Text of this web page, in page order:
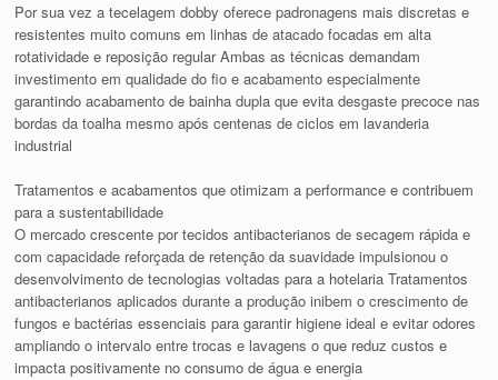
Por sua vez a tecelagem dobby oferece padronagens mais discretas e
resistentes muito comuns em linhas de atacado focadas em alta
rotatividade e reposição regular Ambas as técnicas demandam
investimento em qualidade do fio e acabamento especialmente
garantindo acabamento de bainha dupla que evita desgaste precoce nas
bordas da toalha mesmo após centenas de ciclos em lavanderia
industrial
Tratamentos e acabamentos que otimizam a performance e contribuem
para a sustentabilidade
O mercado crescente por tecidos antibacterianos de secagem rápida e
com capacidade reforçada de retenção da suavidade impulsionou o
desenvolvimento de tecnologias voltadas para a hotelaria Tratamentos
antibacterianos aplicados durante a produção inibem o crescimento de
fungos e bactérias essenciais para garantir higiene ideal e evitar odores
ampliando o intervalo entre trocas e lavagens o que reduz custos e
impacta positivamente no consumo de água e energia